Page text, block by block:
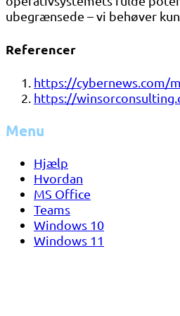
ubegrænsede – vi behøver
Referencer
https://cybernews.com/
https://
Menu
Hjælp
Hvordan
MS Office
Teams
Windows 10
Windows 11